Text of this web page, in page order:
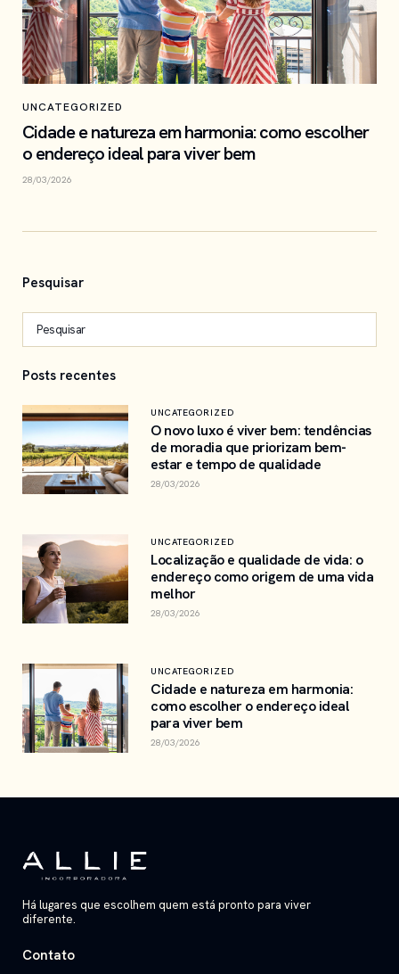
UNCATEGORIZED
Cidade e natureza em harmonia: como escolher
o endereço ideal para viver bem
28/03/2026
Pesquisar
Posts recentes
UNCATEGORIZED
O novo luxo é viver bem: tendências
de moradia que priorizam bem-
estar e tempo de qualidade
28/03/2026
UNCATEGORIZED
Localização e qualidade de vida: o
endereço como origem de uma vida
melhor
28/03/2026
UNCATEGORIZED
Cidade e natureza em harmonia:
como escolher o endereço ideal
para viver bem
28/03/2026
Há lugares que escolhem quem está pronto para viver
diferente.
Contato